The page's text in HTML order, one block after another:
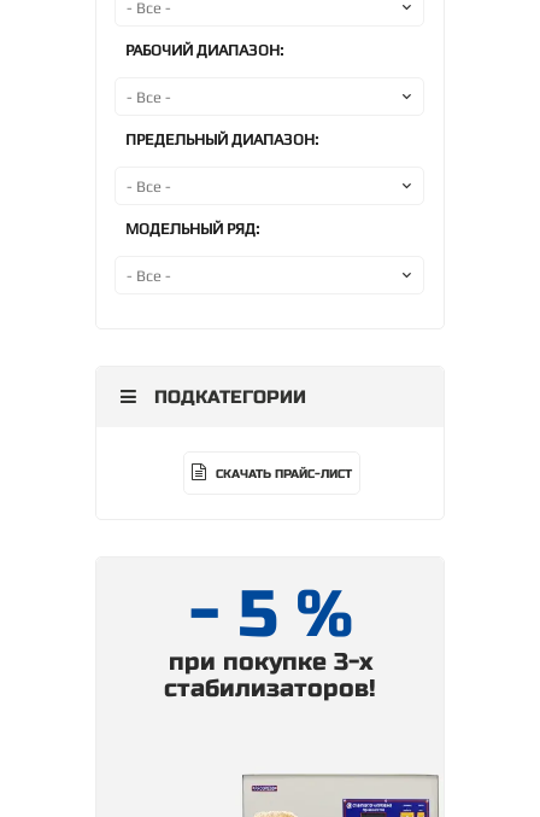
РАБОЧИЙ ДИАПАЗОН:
ПРЕДЕЛЬНЫЙ ДИАПАЗОН:
МОДЕЛЬНЫЙ РЯД:
ПОДКАТЕГОРИИ
СКАЧАТЬ ПРАЙС-ЛИСТ
- 5 %
при покупке 3-х
стабилизаторов!